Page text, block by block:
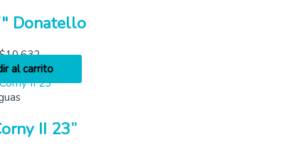
Donatello
$10,632
al carrito
II 23”